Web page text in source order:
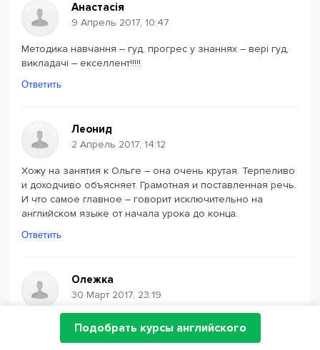
Анастасія
9 Апрель 2017, 10:47
Методика навчання – гуд, прогрес у знаннях – вері гуд,
викладачі – екселлент!!!!!
Ответить
Леонид
2 Апрель 2017, 14:12
Хожу на занятия к Ольге – она очень крутая. Терпеливо
и доходчиво объясняет. Грамотная и поставленная речь.
И что самое главное – говорит исключительно на
английском языке от начала урока до конца.
Ответить
Олежка
30 Март 2017, 23:19
Не знаю, по себе наверено сложно судить, и к себе
сложно быть обьективным, но могу судить по своим
Подобрать курсы английского